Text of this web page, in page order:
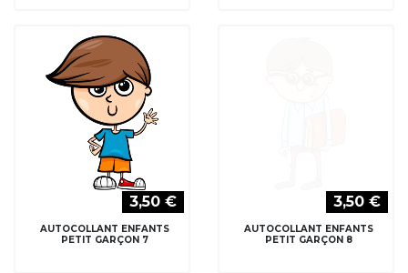
3,50 €
AUTOCOLLANT ENFANTS
PETIT GARÇON 7
3,50 €
AUTOCOLLANT ENFANTS
PETIT GARÇON 8